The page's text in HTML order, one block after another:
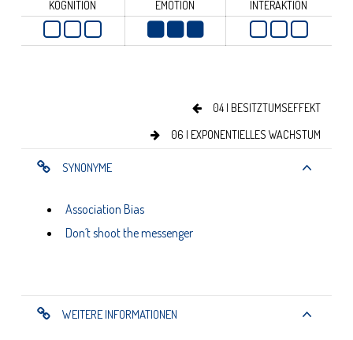
KOGNITION EMOTION INTERAKTION
04 | BESITZTUMSEFFEKT
06 | EXPONENTIELLES WACHSTUM
SYNONYME
Association Bias
Don´t shoot the messenger
WEITERE INFORMATIONEN